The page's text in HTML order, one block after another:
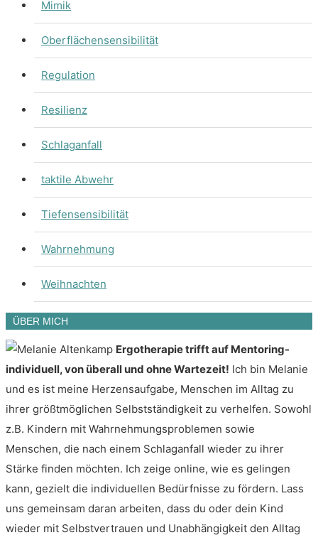
Mimik
Oberflächensensibilität
Regulation
Resilienz
Schlaganfall
taktile Abwehr
Tiefensensibilität
Wahrnehmung
Weihnachten
ÜBER MICH
Ergotherapie trifft auf Mentoring-
individuell, von überall und ohne Wartezeit! Ich bin Melanie
und es ist meine Herzensaufgabe, Menschen im Alltag zu
ihrer größtmöglichen Selbstständigkeit zu verhelfen. Sowohl
z.B. Kindern mit Wahrnehmungsproblemen sowie
Menschen, die nach einem Schlaganfall wieder zu ihrer
Stärke finden möchten. Ich zeige online, wie es gelingen
kann, gezielt die individuellen Bedürfnisse zu fördern. Lass
uns gemeinsam daran arbeiten, dass du oder dein Kind
wieder mit Selbstvertrauen und Unabhängigkeit den Alltag